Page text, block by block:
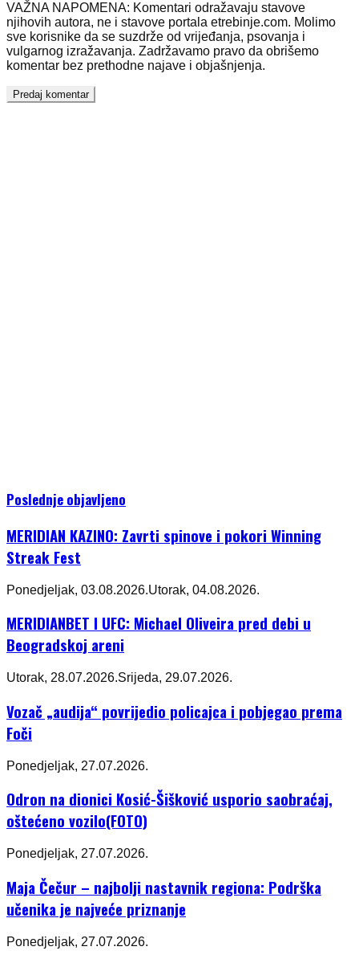
VAŽNA NAPOMENA: Komentari odražavaju stavove
njihovih autora, ne i stavove portala etrebinje.com. Molimo
sve korisnike da se suzdrže od vrijeđanja, psovanja i
vulgarnog izražavanja. Zadržavamo pravo da obrišemo
komentar bez prethodne najave i objašnjenja.
Poslednje objavljeno
MERIDIAN KAZINO: Zavrti spinove i pokori Winning
Streak Fest
Ponedjeljak, 03.08.2026.Utorak, 04.08.2026.
MERIDIANBET I UFC: Michael Oliveira pred debi u
Beogradskoj areni
Utorak, 28.07.2026.Srijeda, 29.07.2026.
Vozač „audija“ povrijedio policajca i pobjegao prema
Foči
Ponedjeljak, 27.07.2026.
Odron na dionici Kosić-Šišković usporio saobraćaj,
oštećeno vozilo(FOTO)
Ponedjeljak, 27.07.2026.
Maja Čečur – najbolji nastavnik regiona: Podrška
učenika je najveće priznanje
Ponedjeljak, 27.07.2026.